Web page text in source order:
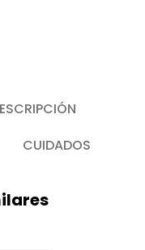
CUIDADOS